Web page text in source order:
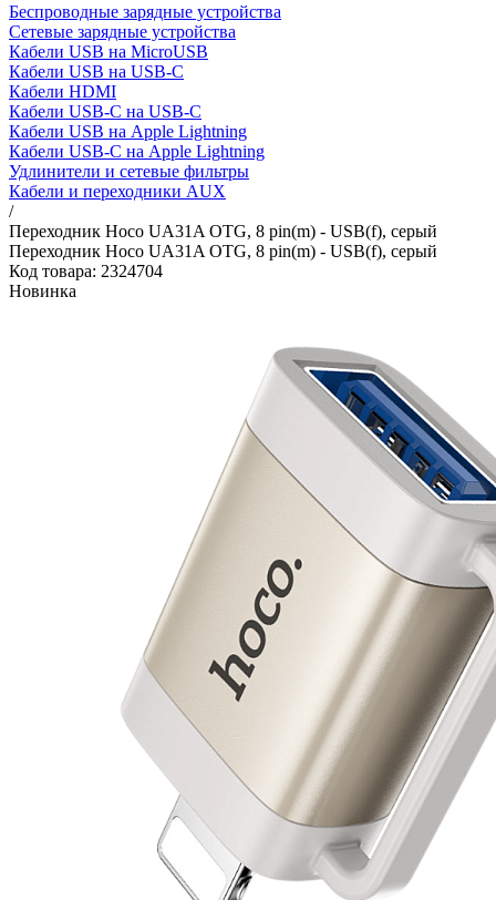
Беспроводные зарядные устройства
Сетевые зарядные устройства
Кабели USB на MicroUSB
Кабели USB на USB-C
Кабели HDMI
Кабели USB-C на USB-C
Кабели USB на Apple Lightning
Кабели USB-C на Apple Lightning
Удлинители и сетевые фильтры
Кабели и переходники AUX
/
Переходник Hoco UA31A OTG, 8 pin(m) - USB(f), серый
Переходник Hoco UA31A OTG, 8 pin(m) - USB(f), серый
Код товара: 2324704
Новинка